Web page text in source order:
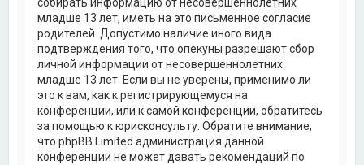
младше 13 лет, иметь на это письменное согласие
родителей. Допустимо наличие иного вида
подтверждения того, что опекуны разрешают сбор
личной информации от несовершеннолетних
младше 13 лет. Если вы не уверены, применимо ли
это к вам, как к регистрирующемуся на
конференции, или к самой конференции, обратитесь
за помощью к юрисконсульту. Обратите внимание,
что phpBB Limited администрация данной
конференции не может давать рекомендаций по